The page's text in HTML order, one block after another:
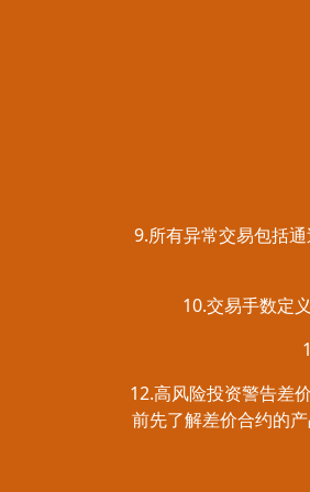
9.所有异常交易包括
10.交易手数定
12.高风险投资警告差
前先了解差价合约的